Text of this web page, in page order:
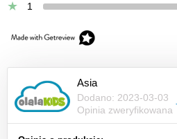
1
Asia
Dodano: 2023-03-03
Opinia zweryfikowana